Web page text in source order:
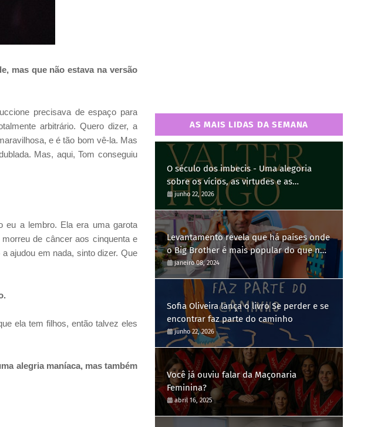
mas que não estava na versão
precisava de espaço para
arbitrário. Quero dizer, a
e é tão bom vê-la. Mas
Mas, aqui, Tom conseguiu
eu a lembro. Ela era uma garota
de câncer aos cinquenta e
ajudou em nada, sinto dizer. Que
ela tem filhos, então talvez eles
alegria maníaca, mas também
AS MAIS LIDAS DA SEMANA
O século dos imbecis - Uma alegoria
sobre os vícios, as virtudes e as
contradições humanas
junho 22, 2026
Levantamento revela que há países onde
o Big Brother é mais popular do que no
Brasil
janeiro 08, 2024
Sofia Oliveira lança o livro Se perder e se
encontrar faz parte do caminho
junho 22, 2026
Você já ouviu falar da Maçonaria
Feminina?
abril 16, 2025